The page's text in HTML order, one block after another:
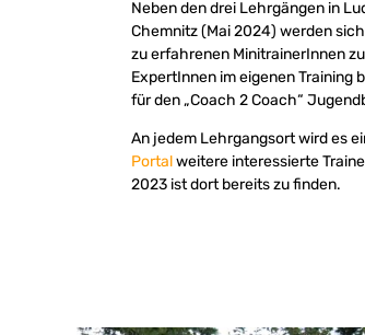
Neben den drei Lehrgängen in
Chemnitz (Mai 2024) werden
zu erfahrenen MinitrainerInnen
ExpertInnen im eigenen Training
für den „Coach 2 Coach“
An jedem Lehrgangsort wird es
Portalweitere interessierte
2023 ist dort bereits zu finden.